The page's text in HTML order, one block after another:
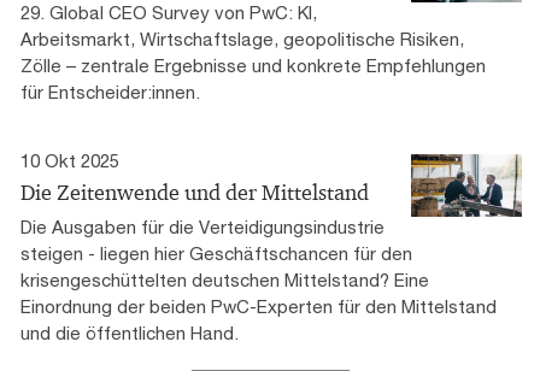
29. Global CEO Survey von PwC: KI,
Arbeitsmarkt, Wirtschaftslage, geopolitische Risiken,
Zölle – zentrale Ergebnisse und konkrete Empfehlungen
für Entscheider:innen.
10 Okt 2025
Die Zeitenwende und der Mittelstand
Die Ausgaben für die Verteidigungsindustrie
steigen - liegen hier Geschäftschancen für den
krisengeschüttelten deutschen Mittelstand? Eine
Einordnung der beiden PwC-Experten für den Mittelstand
und die öffentlichen Hand.